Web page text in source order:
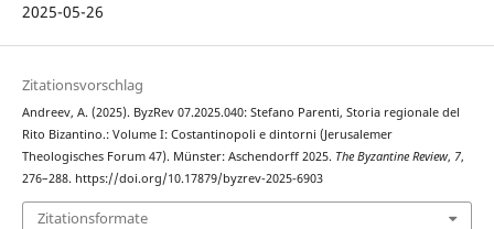
2025-05-26
Zitationsvorschlag
Andreev, A. (2025). ByzRev 07.2025.040: Stefano Parenti, Storia regionale del
Rito Bizantino.: Volume I: Co­stantinopoli e dintorni (Jerusalemer
Theologisches Forum 47). Münster: Aschendorff 2025. The Byzantine Review, 7,
276–288. https://doi.org/10.17879/byzrev-2025-6903
Zitationsformate